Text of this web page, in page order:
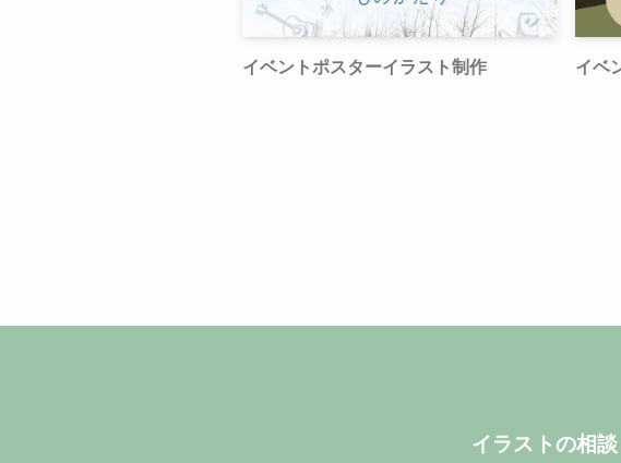
イベントポスターイラスト制作 イベ
イラストの相